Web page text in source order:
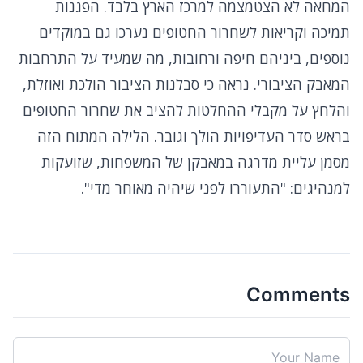
המחאה לא הצטמצמה למרכז הארץ בלבד. הפגנות
תמיכה וקריאות לשחרור החטופים נערכו גם במוקדים
נוספים, ביניהם חיפה ורחובות, מה שמעיד על התרחבות
המאבק הציבורי. נראה כי סבלנות הציבור הולכת ואוזלת,
והלחץ על מקבלי ההחלטות להציב את שחרור החטופים
בראש סדר העדיפויות הולך וגובר. הלילה המתוח הזה
מסמן עליית מדרגה במאבקן של המשפחות, שזועקות
למנהיגים: "התעוררו לפני שיהיה מאוחר מדי".
Comments